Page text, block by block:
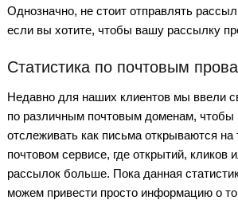
Однозначно, не стоит отправлять
если вы хотите, чтобы вашу рассылку
Статистика по почтовым
Недавно для наших клиентов мы ввели
по различным почтовым доменам,
отслеживать как письма открываются
почтовом сервисе, где открытий, кликов
рассылок больше. Пока данная
можем привести просто информацию о